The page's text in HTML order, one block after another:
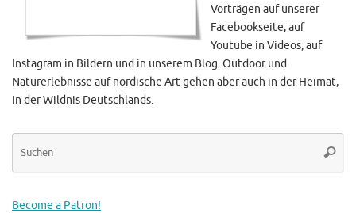
Vorträgen auf unserer
Facebookseite, auf
Youtube in Videos, auf
Instagram in Bildern und in unserem Blog. Outdoor und
Naturerlebnisse auf nordische Art gehen aber auch in der Heimat,
in der Wildnis Deutschlands.
Become a Patron!